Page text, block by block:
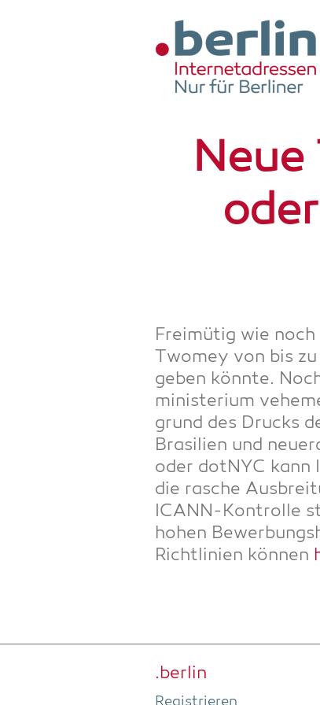
Zum Hauptinhalt springen
Frei­mü­tig wie
Two­mey von bis
geben könn­te.
mi­nis­te­ri­um
grund des Drucks
Bra­si­li­en und
oder dot­NYC kann
die rasche
ICANN-Kon­trol­le
hohen
Richt­li­ni­en kön­nen
.ber­lin
Regis­trie­ren